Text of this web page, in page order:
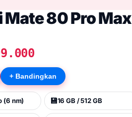
Mate 80 Pro Max
+ Bandingkan
(6 nm) 💾16 GB / 512 GB